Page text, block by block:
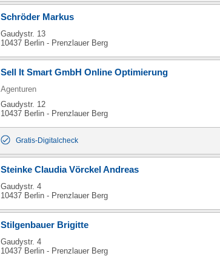
Schröder Markus
Gaudystr. 13
10437 Berlin - Prenzlauer Berg
Sell It Smart GmbH Online Optimierung
Agenturen
Gaudystr. 12
10437 Berlin - Prenzlauer Berg
Gratis-Digitalcheck
Steinke Claudia Vörckel Andreas
Gaudystr. 4
10437 Berlin - Prenzlauer Berg
Stilgenbauer Brigitte
Gaudystr. 4
10437 Berlin - Prenzlauer Berg